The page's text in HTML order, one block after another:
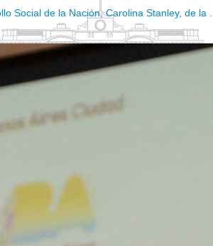
Social de la Nación, Carolina Stanley, de la ...